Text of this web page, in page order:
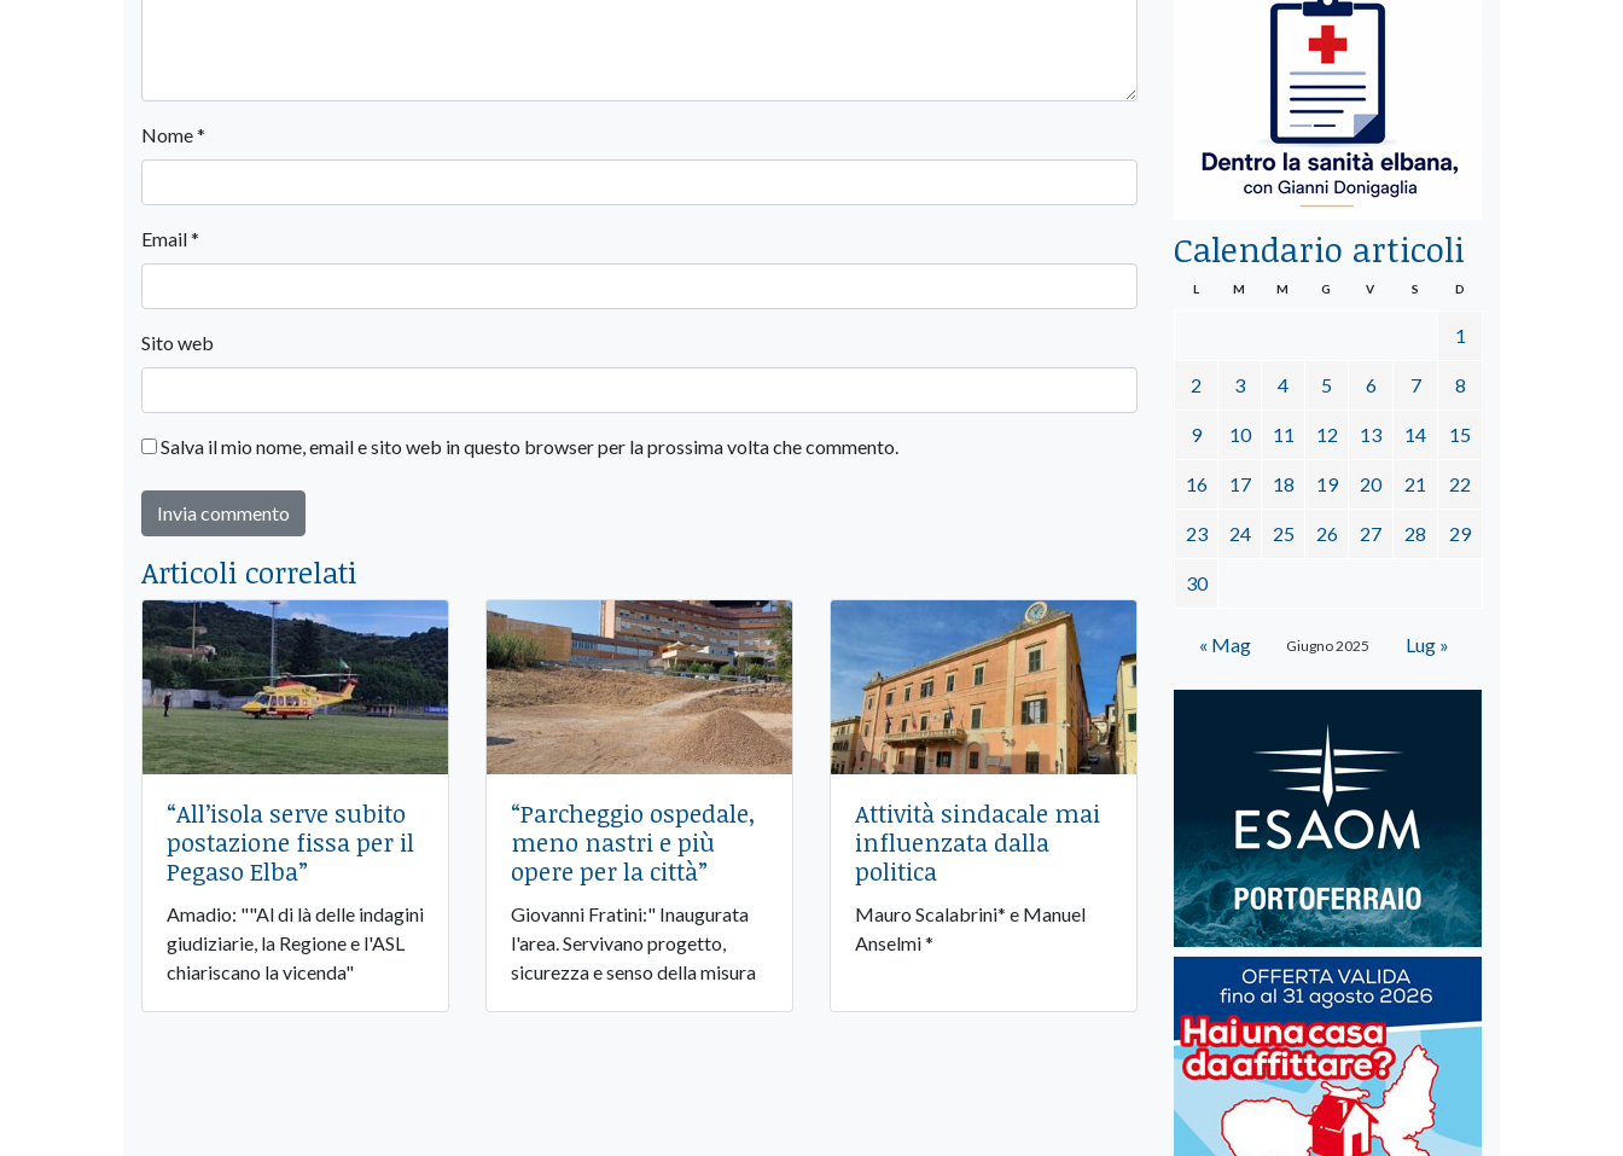
Nome*
Email*
Sito web
Salva il mio nome, email e sito web in questo browser per la prossima volta che commento.
Articoli correlati
“All’isola serve subito
postazione fissa per il
Pegaso Elba”
Amadio: ""Al di là delle indagini
giudiziarie, la Regione e l'ASL
chiariscano la vicenda"
“Parcheggio ospedale,
meno nastri e più
opere per la città”
Giovanni Fratini:" Inaugurata
l'area. Servivano progetto,
sicurezza e senso della misura
Attività sindacale mai
influenzata dalla
politica
Mauro Scalabrini* e Manuel
Anselmi *
Calendario articoli
Giugno 2025
L M M G V S D
1
2 3 4 5 6 7 8
9 10 11 12 13 14 15
16 17 18 19 20 21 22
23 24 25 26 27 28 29
30
« Mag Lug »